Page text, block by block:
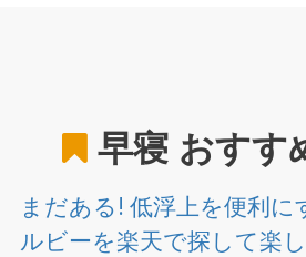
早寝 おすす
まだある! 低浮上を便利
ルビーを楽天で探して楽